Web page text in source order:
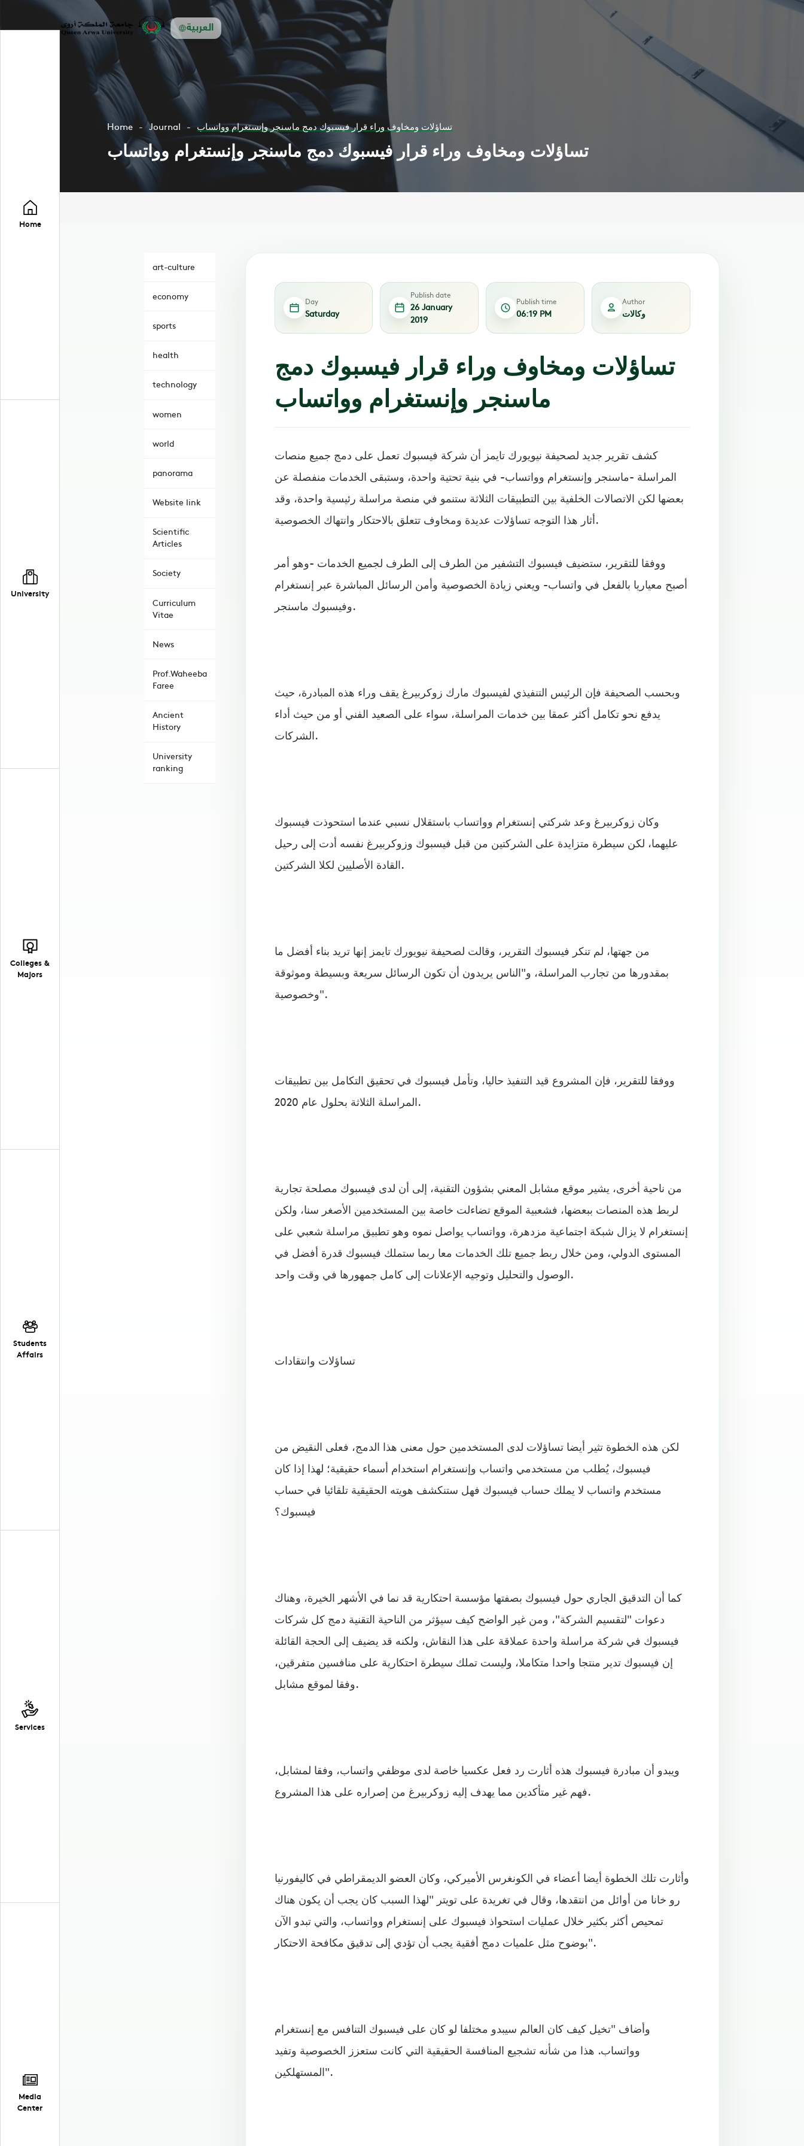
العربية
Home
University
Colleges &
Majors
Students
Affairs
Services
Media
Center
Home Journal تساؤلات ومخاوف وراء قرار فيسبوك دمج ماسنجر وإنستغرام وواتساب
تساؤلات ومخاوف وراء قرار فيسبوك دمج ماسنجر وإنستغرام وواتساب
art-culture
economy
sports
health
technology
women
world
panorama
Website link
Scientific
Articles
Society
Curriculum
Vitae
News
Prof.Waheeba
Faree
Ancient
History
University
ranking
Day
Saturday
Publish date
26 January
2019
Publish time
06:19 PM
Author
وكالات
تساؤلات ومخاوف وراء قرار فيسبوك دمج
ماسنجر وإنستغرام وواتساب
كشف تقرير جديد لصحيفة نيويورك تايمز أن شركة فيسبوك تعمل على دمج جميع منصات
المراسلة -ماسنجر وإنستغرام وواتساب- في بنية تحتية واحدة، وستبقى الخدمات منفصلة عن
بعضها لكن الاتصالات الخلفية بين التطبيقات الثلاثة ستنمو في منصة مراسلة رئيسية واحدة، وقد
أثار هذا التوجه تساؤلات عديدة ومخاوف تتعلق بالاحتكار وانتهاك الخصوصية.
ووفقا للتقرير، ستضيف فيسبوك التشفير من الطرف إلى الطرف لجميع الخدمات -وهو أمر
أصبح معياريا بالفعل في واتساب- ويعني زيادة الخصوصية وأمن الرسائل المباشرة عبر إنستغرام
وفيسبوك ماسنجر.
وبحسب الصحيفة فإن الرئيس التنفيذي لفيسبوك مارك زوكربيرغ يقف وراء هذه المبادرة، حيث
يدفع نحو تكامل أكثر عمقا بين خدمات المراسلة، سواء على الصعيد الفني أو من حيث أداء
الشركات.
وكان زوكربيرغ وعد شركتي إنستغرام وواتساب باستقلال نسبي عندما استحوذت فيسبوك
عليهما، لكن سيطرة متزايدة على الشركتين من قبل فيسبوك وزوكربيرغ نفسه أدت إلى رحيل
القادة الأصليين لكلا الشركتين.
من جهتها، لم تنكر فيسبوك التقرير، وقالت لصحيفة نيويورك تايمز إنها تريد بناء أفضل ما
بمقدورها من تجارب المراسلة، و"الناس يريدون أن تكون الرسائل سريعة وبسيطة وموثوقة
وخصوصية".
ووفقا للتقرير، فإن المشروع قيد التنفيذ حاليا، وتأمل فيسبوك في تحقيق التكامل بين تطبيقات
المراسلة الثلاثة بحلول عام 2020.
من ناحية أخرى، يشير موقع مشابل المعني بشؤون التقنية، إلى أن لدى فيسبوك مصلحة تجارية
لربط هذه المنصات ببعضها، فشعبية الموقع تضاءلت خاصة بين المستخدمين الأصغر سنا، ولكن
إنستغرام لا يزال شبكة اجتماعية مزدهرة، وواتساب يواصل نموه وهو تطبيق مراسلة شعبي على
المستوى الدولي، ومن خلال ربط جميع تلك الخدمات معا ربما ستملك فيسبوك قدرة أفضل في
الوصول والتحليل وتوجيه الإعلانات إلى كامل جمهورها في وقت واحد.
تساؤلات وانتقادات
لكن هذه الخطوة تثير أيضا تساؤلات لدى المستخدمين حول معنى هذا الدمج، فعلى النقيض من
فيسبوك، يُطلب من مستخدمي واتساب وإنستغرام استخدام أسماء حقيقية؛ لهذا إذا كان
مستخدم واتساب لا يملك حساب فيسبوك فهل ستنكشف هويته الحقيقية تلقائيا في حساب
فيسبوك؟
كما أن التدقيق الجاري حول فيسبوك بصفتها مؤسسة احتكارية قد نما في الأشهر الخيرة، وهناك
دعوات "لتقسيم الشركة"، ومن غير الواضح كيف سيؤثر من الناحية التقنية دمج كل شركات
فيسبوك في شركة مراسلة واحدة عملاقة على هذا النقاش، ولكنه قد يضيف إلى الحجة القائلة
إن فيسبوك تدير منتجا واحدا متكاملا، وليست تملك سيطرة احتكارية على منافسين متفرقين،
وفقا لموقع مشابل.
ويبدو أن مبادرة فيسبوك هذه أثارت رد فعل عكسيا خاصة لدى موظفي واتساب، وفقا لمشابل،
فهم غير متأكدين مما يهدف إليه زوكربيرغ من إصراره على هذا المشروع.
وأثارت تلك الخطوة أيضا أعضاء في الكونغرس الأميركي، وكان العضو الديمقراطي في كاليفورنيا
رو خانا من أوائل من انتقدها، وقال في تغريدة على تويتر "لهذا السبب كان يجب أن يكون هناك
تمحيص أكثر بكثير خلال عمليات استحواذ فيسبوك على إنستغرام وواتساب، والتي تبدو الآن
بوضوح مثل علميات دمج أفقية يجب أن تؤدي إلى تدقيق مكافحة الاحتكار".
وأضاف "تخيل كيف كان العالم سيبدو مختلفا لو كان على فيسبوك التنافس مع إنستغرام
وواتساب. هذا من شأنه تشجيع المنافسة الحقيقية التي كانت ستعزز الخصوصية وتفيد
المستهلكين".